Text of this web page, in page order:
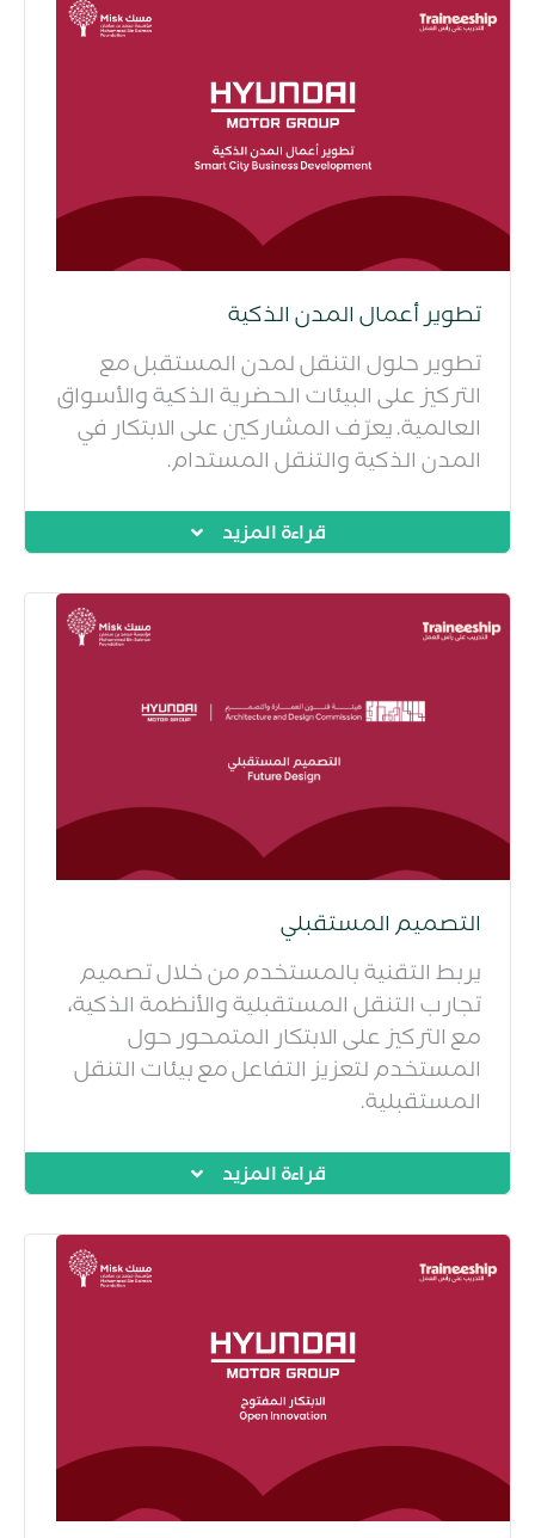
تطوير أعمال المدن الذكية
تطوير حلول التنقل لمدن المستقبل مع
التركيز على البيئات الحضرية الذكية والأسواق
العالمية. يعرّف المشاركين على الابتكار في
المدن الذكية والتنقل المستدام.
قراءة المزيد
التصميم المستقبلي
يربط التقنية بالمستخدم من خلال تصميم
تجارب التنقل المستقبلية والأنظمة الذكية،
مع التركيز على الابتكار المتمحور حول
المستخدم لتعزيز التفاعل مع بيئات التنقل
المستقبلية.
قراءة المزيد